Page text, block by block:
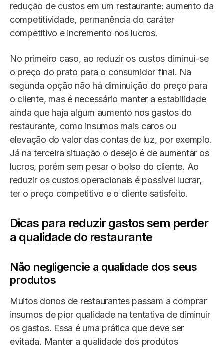
redução de custos em um restaurante: aumento da
competitividade, permanência do caráter
competitivo e incremento nos lucros.
No primeiro caso, ao reduzir os custos diminui-se
o preço do prato para o consumidor final. Na
segunda opção não há diminuição do preço para
o cliente, mas é necessário manter a estabilidade
ainda que haja algum aumento nos gastos do
restaurante, como insumos mais caros ou
elevação do valor das contas de luz, por exemplo.
Já na terceira situação o desejo é de aumentar os
lucros, porém sem pesar o bolso do cliente. Ao
reduzir os custos operacionais é possível lucrar,
ter o preço competitivo e o cliente satisfeito.
Dicas para reduzir gastos sem perder
a qualidade do restaurante
Não negligencie a qualidade dos seus
produtos
Muitos donos de restaurantes passam a comprar
insumos de pior qualidade na tentativa de diminuir
os gastos. Essa é uma prática que deve ser
evitada. Manter a qualidade dos produtos